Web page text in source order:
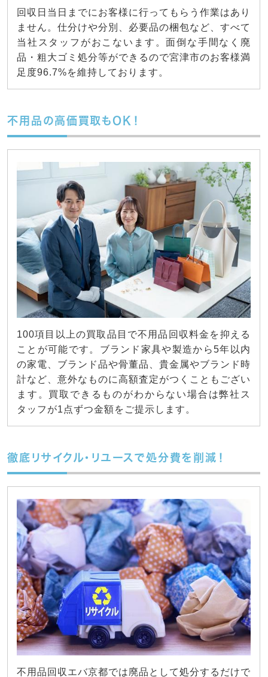
回収日当日までにお客様に行ってもらう作業はあり
ません。仕分けや分別、必要品の梱包など、すべて
当社スタッフがおこないます。面倒な手間なく廃
品・粗大ゴミ処分等ができるので宮津市のお客様満
足度96.7%を維持しております。
不用品の高価買取もOK！
100項目以上の買取品目で不用品回収料金を抑える
ことが可能です。ブランド家具や製造から5年以内
の家電、ブランド品や骨董品、貴金属やブランド時
計など、意外なものに高額査定がつくこともござい
ます。買取できるものがわからない場合は弊社ス
タッフが1点ずつ金額をご提示します。
徹底リサイクル・リユースで処分費を削減！
不用品回収エバ京都では廃品として処分するだけで